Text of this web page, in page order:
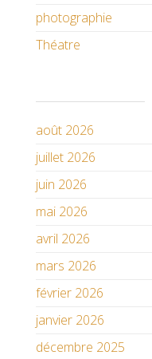
photographie
Théatre
août 2026
juillet 2026
juin 2026
mai 2026
avril 2026
mars 2026
février 2026
janvier 2026
décembre 2025